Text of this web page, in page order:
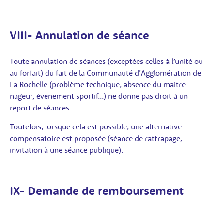
VIII- Annulation de séance
Toute annulation de séances (exceptées celles à l’unité ou
au forfait) du fait de la Communauté d’Agglomération de
La Rochelle (problème technique, absence du maitre-
nageur, évènement sportif...) ne donne pas droit à un
report de séances.
Toutefois, lorsque cela est possible, une alternative
compensatoire est proposée (séance de rattrapage,
invitation à une séance publique).
IX- Demande de remboursement